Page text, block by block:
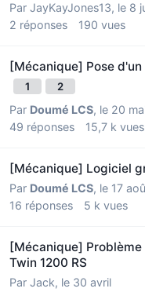
Par JayKayJones13, le 8
2 réponses 190 vues
[Mécanique] Pose
1 2
Par Doumé LCS, le 20
49 réponses 15,7 k vues
[Mécanique] Logiciel
Par Doumé LCS, le 17
16 réponses 5 k vues
[Mécanique]
Twin 1200 RS
Par Jack, le 30 avril